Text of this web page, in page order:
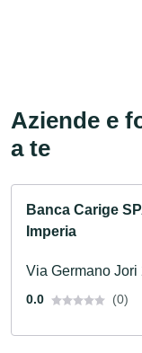
Aziende e
a te
Banca Carige
Imperia
Via Germano Jori
0.0 (0)